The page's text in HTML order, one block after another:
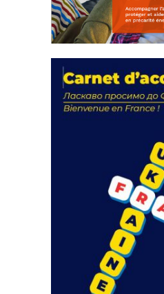
actions
18 septembre 2023
FEUILLETER